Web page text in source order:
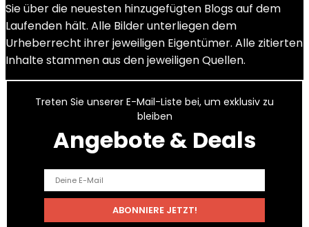
Sie über die neuesten hinzugefügten Blogs auf dem
Laufenden hält. Alle Bilder unterliegen dem
Urheberrecht ihrer jeweiligen Eigentümer. Alle zitierten
Inhalte stammen aus den jeweiligen Quellen.
Treten Sie unserer E-Mail-Liste bei, um exklusiv zu
bleiben
Angebote & Deals